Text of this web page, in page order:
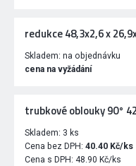
redukce 48,3x2,6 x
Skladem: na objednávku
cena na vyžádání
trubkové oblouky 90°
Skladem: 3 ks
Cena bez DPH: 40.40 Kč/ks
Cena s DPH: 48.90 Kč/ks